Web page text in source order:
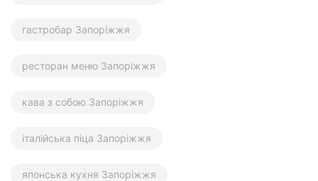
гастробар Запоріжжя
ресторан меню Запоріжжя
кава з собою Запоріжжя
італійська піца Запоріжжя
японська кухня Запоріжжя